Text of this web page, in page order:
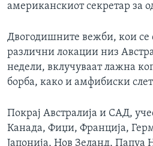
американскиот секретар за
Двогодишните вежби, кои се
различни локации низ
недели, вклучуваат лажна
борба, како и амфибиски
Покрај Австралија и САД,
Канада, Фиџи, Франција,
Јапонија, Нов Зеланд, Папуа